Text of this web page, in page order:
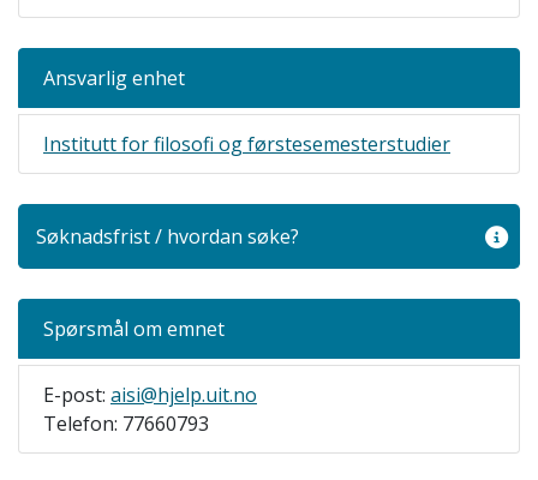
Ansvarlig enhet
Institutt for filosofi og førstesemesterstudier
Søknadsfrist / hvordan søke?
Spørsmål om emnet
E-post: aisi@hjelp.uit.no
Telefon: 77660793